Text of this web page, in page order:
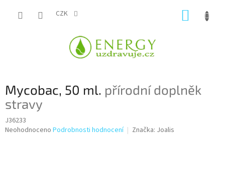
CZK
Mycobac, 50 ml. přírodní doplněk
stravy
J36233
Průměrné
Neohodnoceno Podrobnosti hodnocení Značka: Joalis